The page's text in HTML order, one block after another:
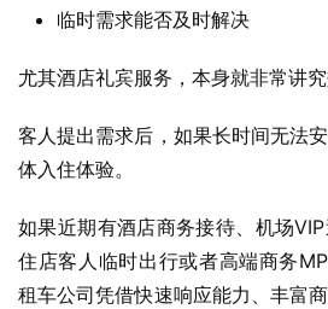
临时需求能否及时解决
尤其酒店礼宾服务，本身就非常讲究
客人提出需求后，如果长时间无法
体入住体验。
如果近期有酒店商务接待、机场VIP
住店客人临时出行或者高端商务
租车公司凭借快速响应能力、丰富